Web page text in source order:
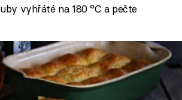
vyhřáté na 180 °C a pečte